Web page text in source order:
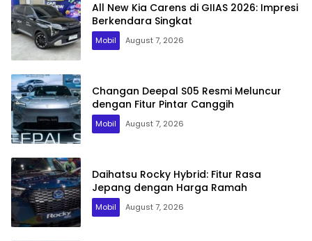
All New Kia Carens di GIIAS 2026: Impresi
Berkendara Singkat
Mobil August 7, 2026
Changan Deepal S05 Resmi Meluncur
dengan Fitur Pintar Canggih
Mobil August 7, 2026
Daihatsu Rocky Hybrid: Fitur Rasa
Jepang dengan Harga Ramah
Mobil August 7, 2026